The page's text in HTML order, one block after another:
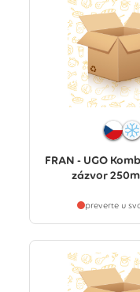
FRAN - UGO
zázvor
preverte u